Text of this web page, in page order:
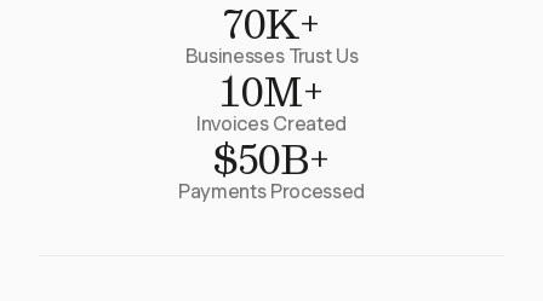
70K+
Businesses Trust Us
10M+
Invoices Created
$50B+
Payments Processed